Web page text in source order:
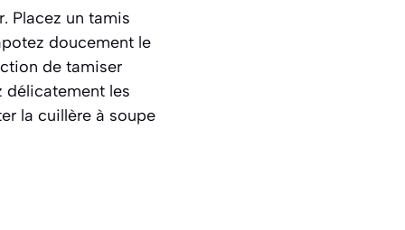
Placez un tamis
doucement le
de tamiser
délicatement les
la cuillère à soupe